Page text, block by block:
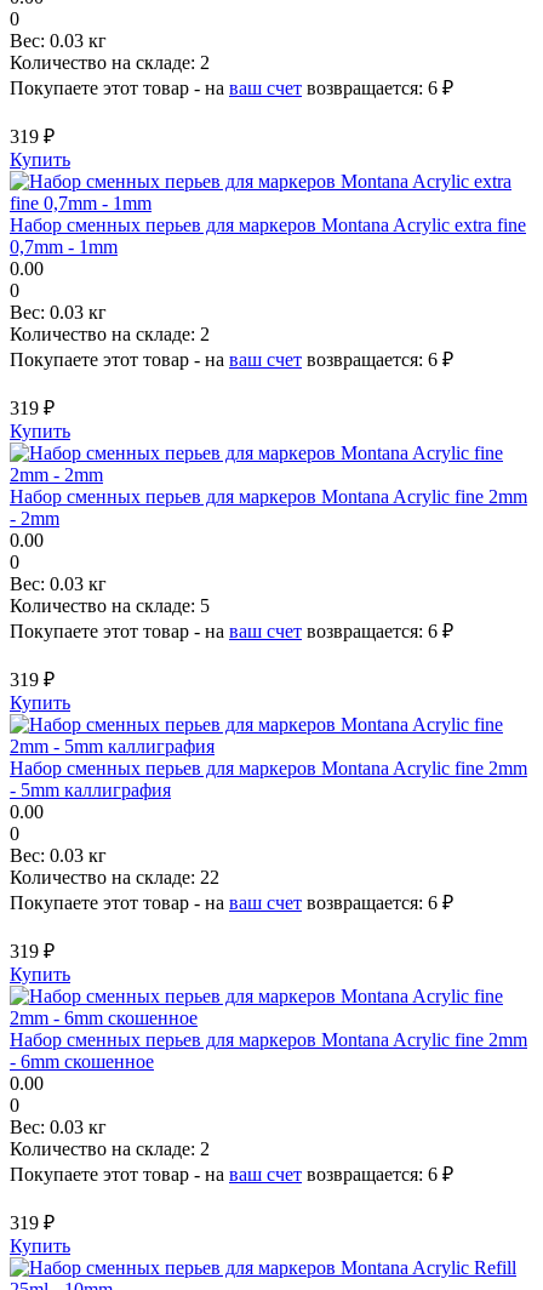
0
Вес: 0.03 кг
Количество на складе: 2
Покупаете этот товар - на ваш счет возвращается: 6 ₽
319 ₽
Купить
Набор сменных перьев для маркеров Montana Acrylic extra fine
0,7mm - 1mm
0.00
0
Вес: 0.03 кг
Количество на складе: 2
Покупаете этот товар - на ваш счет возвращается: 6 ₽
319 ₽
Купить
Набор сменных перьев для маркеров Montana Acrylic fine 2mm
- 2mm
0.00
0
Вес: 0.03 кг
Количество на складе: 5
Покупаете этот товар - на ваш счет возвращается: 6 ₽
319 ₽
Купить
Набор сменных перьев для маркеров Montana Acrylic fine 2mm
- 5mm каллиграфия
0.00
0
Вес: 0.03 кг
Количество на складе: 22
Покупаете этот товар - на ваш счет возвращается: 6 ₽
319 ₽
Купить
Набор сменных перьев для маркеров Montana Acrylic fine 2mm
- 6mm скошенное
0.00
0
Вес: 0.03 кг
Количество на складе: 2
Покупаете этот товар - на ваш счет возвращается: 6 ₽
319 ₽
Купить